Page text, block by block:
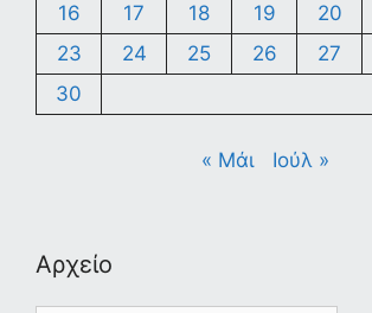
16
17 18 19 20
23
24 25 26 27
30
« Μάι Ιούλ »
Αρχείο